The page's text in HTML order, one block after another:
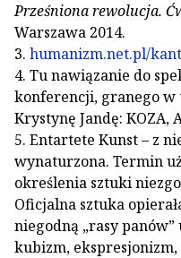
Prześniona rewolucja.
Warszawa 2014.
3. humanizm.net.pl/
4. Tu nawiązanie do
konferencji, granego w
Krystynę Jandę: KOZA,
5. Entartete Kunst – z
wynaturzona. Termin
określenia sztuki
Oficjalna sztuka
niegodną „rasy
kubizm, ekspresjonizm,